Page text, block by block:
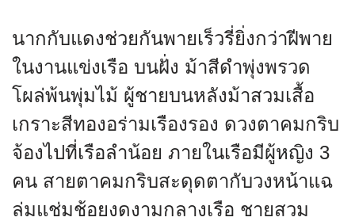
นากกับแดงช่วยกันพายเร็วรี่ยิ่งกว่าฝีพาย
ในงานแข่งเรือ บนฝั่ง ม้าสีดำพุ่งพรวด
โผล่พ้นพุ่มไม้ ผู้ชายบนหลังม้าสวมเสื้อ
เกราะสีทองอร่ามเรืองรอง ดวงตาคมกริบ
จ้องไปที่เรือลำน้อย ภายในเรือมีผู้หญิง 3
คน สายตาคมกริบสะดุดตากับวงหน้าแฉ
ล่มแช่มช้อยงดงามกลางเรือ ชายสวม